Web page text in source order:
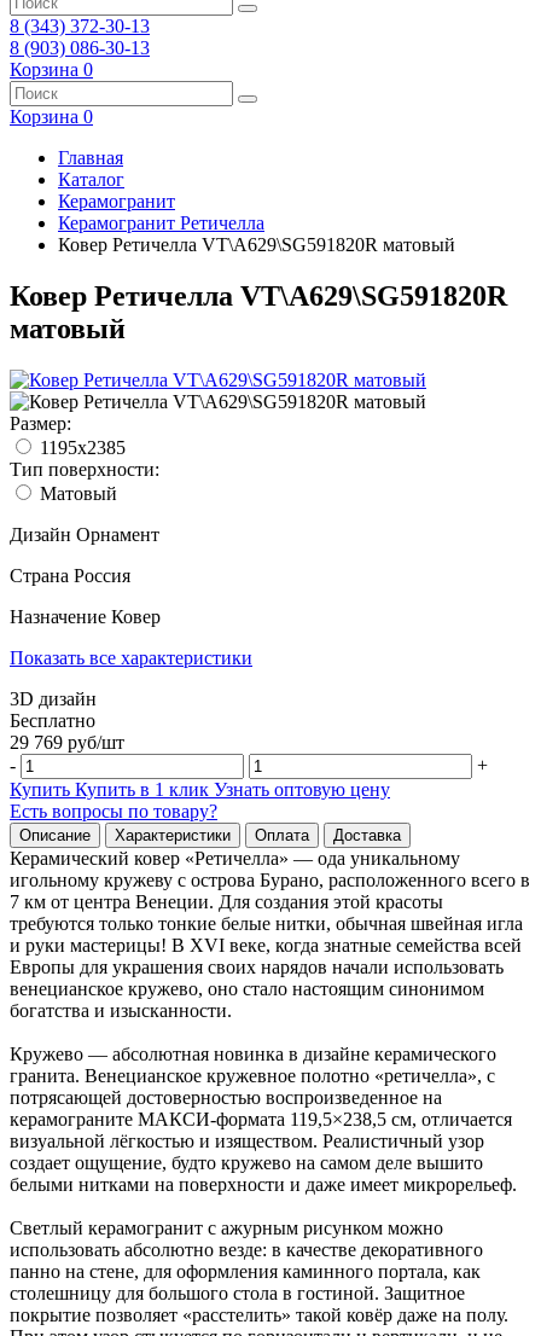
8 (343) 372-30-13
8 (903) 086-30-13
Корзина 0
Корзина 0
Главная
Каталог
Керамогранит
Керамогранит Ретичелла
Ковер Ретичелла VT\A629\SG591820R матовый
Ковер Ретичелла VT\A629\SG591820R
матовый
Размер:
1195x2385
Тип поверхности:
Матовый
Дизайн Орнамент
Страна Россия
Назначение Ковер
Показать все характеристики
3D дизайн
Бесплатно
29 769 руб/шт
-
+
Купить Купить в 1 клик Узнать оптовую цену
Есть вопросы по товару?
Описание Характеристики Оплата Доставка
Керамический ковер «Ретичелла» — ода уникальному
игольному кружеву с острова Бурано, расположенного всего в
7 км от центра Венеции. Для создания этой красоты
требуются только тонкие белые нитки, обычная швейная игла
и руки мастерицы! В XVI веке, когда знатные семейства всей
Европы для украшения своих нарядов начали использовать
венецианское кружево, оно стало настоящим синонимом
богатства и изысканности.
Кружево — абсолютная новинка в дизайне керамического
гранита. Венецианское кружевное полотно «ретичелла», с
потрясающей достоверностью воспроизведенное на
керамограните МАКСИ-формата 119,5×238,5 см, отличается
визуальной лёгкостью и изяществом. Реалистичный узор
создает ощущение, будто кружево на самом деле вышито
белыми нитками на поверхности и даже имеет микрорельеф.
Светлый керамогранит с ажурным рисунком можно
использовать абсолютно везде: в качестве декоративного
панно на стене, для оформления каминного портала, как
столешницу для большого стола в гостиной. Защитное
покрытие позволяет «расстелить» такой ковёр даже на полу.